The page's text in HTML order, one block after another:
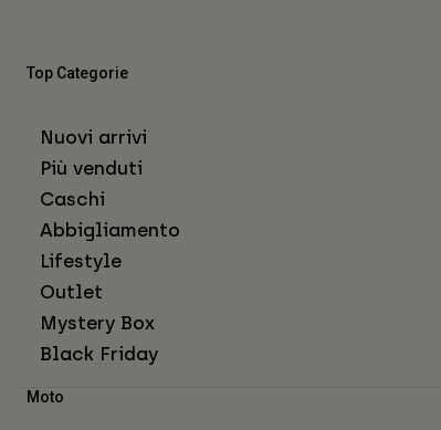
Top Categorie
Nuovi arrivi
Più venduti
Caschi
Abbigliamento
Lifestyle
Outlet
Mystery Box
Black Friday
Moto